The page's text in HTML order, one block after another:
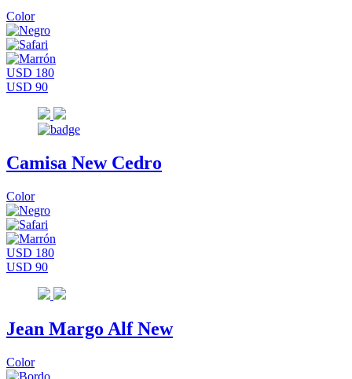
Color
USD 180
USD 90
Camisa New Cedro
Color
USD 180
USD 90
Jean Margo Alf New
Color